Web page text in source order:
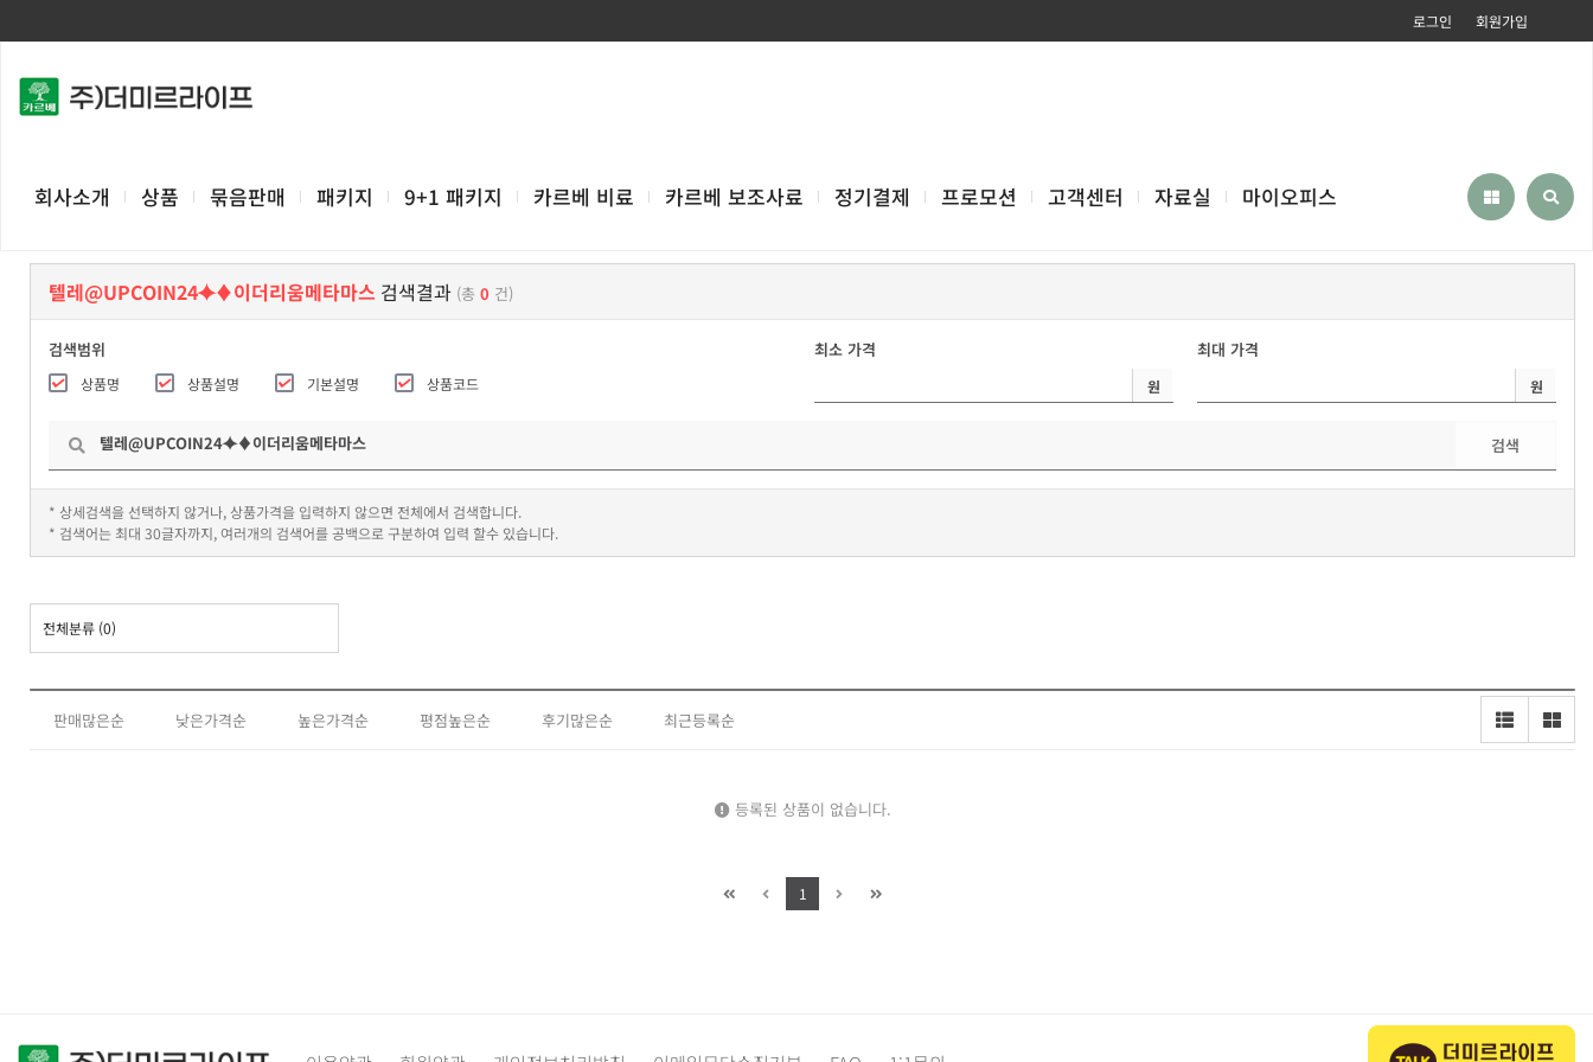
로그인 회원가입
회사소개 상품 묶음판매 패키지 9+1 패키지 카르베 비료 카르베 보조사료 정기결제 프로모션 고객센터 자료실 마이오피스
텔레@UPCOIN24⯌♦이더리움메타마스 검색결과 (총 0 건)
검색범위
상품명 상품설명 기본설명 상품코드
최소 가격
원
최대 가격
원
검색
* 상세검색을 선택하지 않거나, 상품가격을 입력하지 않으면 전체에서 검색합니다.
* 검색어는 최대 30글자까지, 여러개의 검색어를 공백으로 구분하여 입력 할수 있습니다.
전체분류 (0)
판매많은순 낮은가격순 높은가격순 평점높은순 후기많은순 최근등록순
등록된 상품이 없습니다.
1